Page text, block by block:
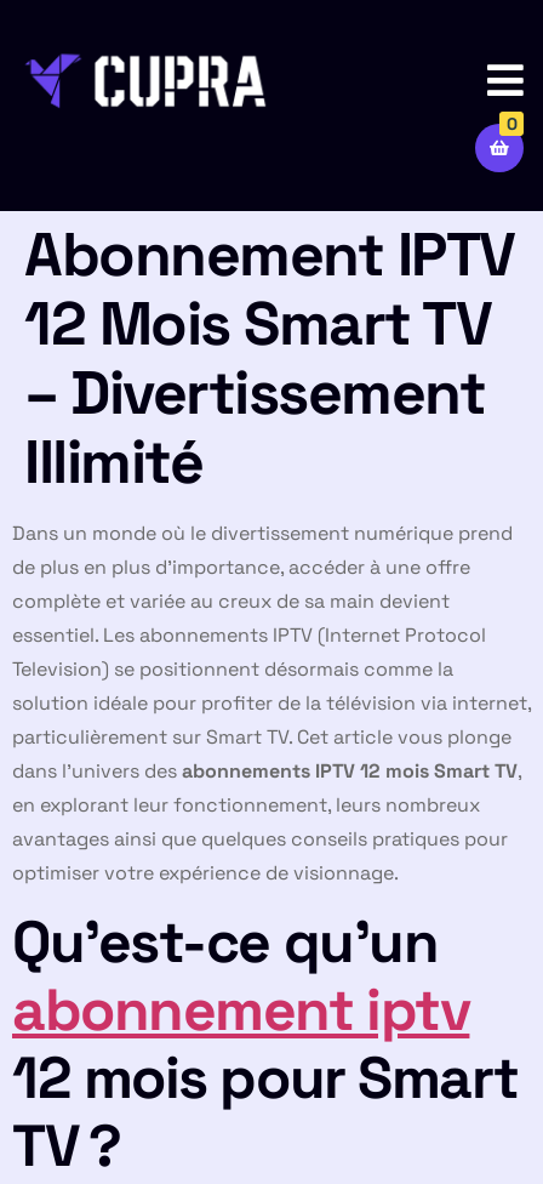
0
Abonnement IPTV
12 Mois Smart TV
– Divertissement
Illimité
Dans un monde où le divertissement numérique prend
de plus en plus d’importance, accéder à une offre
complète et variée au creux de sa main devient
essentiel. Les abonnements IPTV (Internet Protocol
Television) se positionnent désormais comme la
solution idéale pour profiter de la télévision via internet,
particulièrement sur Smart TV. Cet article vous plonge
dans l’univers desabonnements IPTV 12 mois Smart TV,
en explorant leur fonctionnement, leurs nombreux
avantages ainsi que quelques conseils pratiques pour
optimiser votre expérience de visionnage.
Qu’est-ce qu’un
abonnement iptv
12 mois pour Smart
TV ?